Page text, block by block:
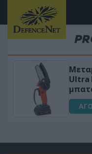
τον κήπο σου
Μίνι Αλυσοπρίονο
λιθίου